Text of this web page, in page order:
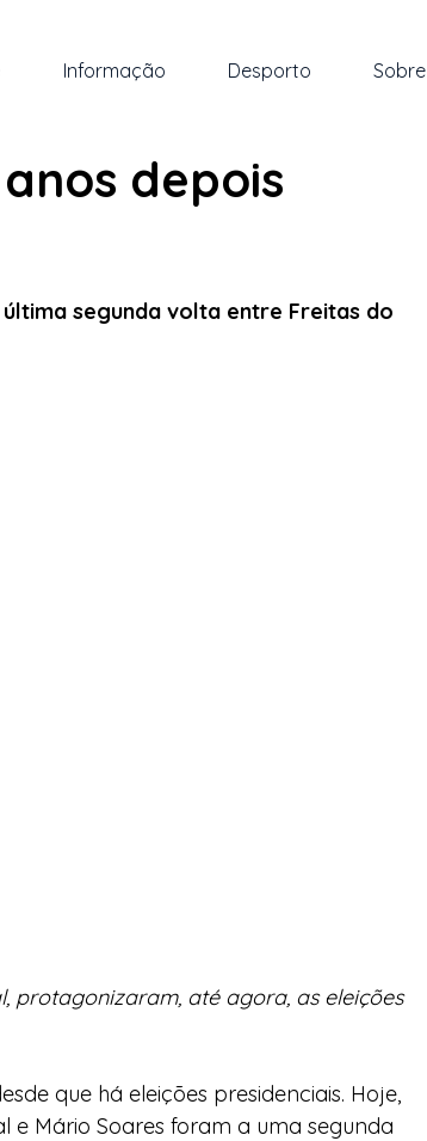
Informação Desporto Sobre
depois
segunda volta entre Freitas do
protagonizaram, até agora, as eleições
que há eleições presidenciais. Hoje,
e Mário Soares foram a uma segunda